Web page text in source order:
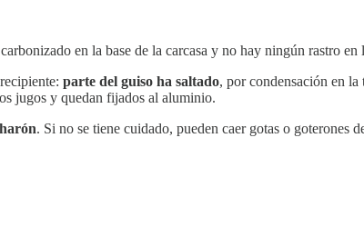
en la base de la carcasa y no hay ningún rastro
parte del guiso ha saltado, por condensación en
jugos y quedan fijados al aluminio.
. Si no se tiene cuidado, pueden caer gotas o goterones